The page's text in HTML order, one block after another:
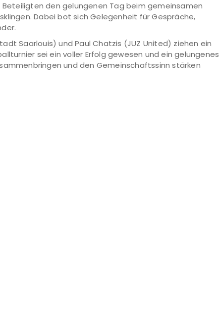
Beteiligten den gelungenen Tag beim gemeinsamen
Dabei bot sich Gelegenheit für Gespräche,
Saarlouis) und Paul Chatzis (JUZ United) ziehen ein
sei ein voller Erfolg gewesen und ein gelungenes
und den Gemeinschaftssinn stärken